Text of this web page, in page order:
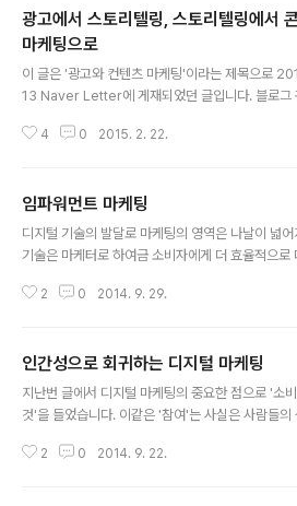
광고에서 스토리텔링, 스토리텔링에서
마케팅으로
이 글은 '광고와 컨텐츠 마케팅'이라는 제목으로
13 Naver Letter에 게재되었던 글입니다. 블로그
ontent Marketing)이란? ‘말 한 마디로 천 냥 빚을
이 될 수도 독이 될 수도 있다는 말이니까요. 속담 이
굳이 들지 않더라도 콘텐트 마케팅이라는 주제는 사
뿌리가 꽤나 오래되었습니다. 예를 들어 브랜디드
MW, 코카콜라 등 유수의 브랜드에서 이미 다양한 기
4 0 2015. 2. 22.
임파워먼트 마케팅
디지털 기술의 발달로 마케팅의 영역은 나날이 넓
기술은 마케터로 하여금 소비자에게 더 효율적으로
발되어 왔다는 사실, 그리고 다양한 디지털 기술 역
인간의 능력과 권한을 증대시키는 진화라고 할 수
마케팅에서 효과적으로 활용하려면 메시지를 더 잘
이 아니라 인간의 능력을 증대시키는 기술, 즉 소비
2 0 2014. 9. 29.
인간성으로 회귀하는 디지털 마케팅
지난번 글에서 디지털 마케팅의 중요한 점으로 '소
것'을 들었습니다. 이같은 '참여'는 사실은 사람들의
니케이션 효과가 단순 노출 (혹은 관람)일 때보다 훨
2 0 2014. 9. 22.